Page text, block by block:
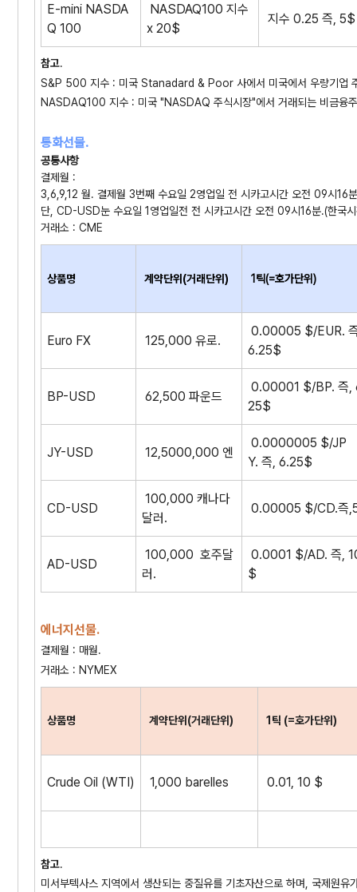
E-mini NASDA
Q 100
NASDAQ100 지수
x 20$
지수 0.25 즉, 5$
참고.
S&P 500 지수 : 미국 Stanadard & Poor 사에서 미국에서 우량기업
NASDAQ100 지수 : 미국 "NASDAQ 주식시장"에서 거래되는 비금융
통화선물.
공통사항
결제월 :
3,6,9,12 월. 결제월 3번째 수요일 2영업일 전 시카고시간 오전 09시16
단, CD-USD눈 수요일 1영업일전 전 시카고시간 오전 09시16분.(한국
거래소 : CME
상품명 계약단위(거래단위) 1틱(=호가단위)
Euro FX 125,000 유로.
0.00005 $/EUR.
6.25$
BP-USD 62,500 파운드
0.00001 $/BP. 즉,
25$
JY-USD 12,5000,000 엔
0.0000005 $/JP
Y. 즉, 6.25$
CD-USD
100,000 캐나다
달러.
0.00005 $/CD.즉
AD-USD
100,000 호주달
러.
0.0001 $/AD. 즉,
$
에너지선물.
결제월 : 매월.
거래소 : NYMEX
상품명 계약단위(거래단위) 1틱 (=호가단위)
Crude Oil (WTI) 1,000 barelles 0.01, 10 $
참고.
미서부텍사스 지역에서 생산되는 중질유를 기초자산으로 하며, 국제원유